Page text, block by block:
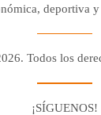
deportiva
Todos los
¡SÍGUENOS!